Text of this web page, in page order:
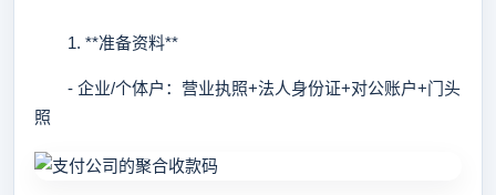
1. **准备资料**
- 企业/个体户：营业执照+法人身份证+对公账户+门头
照